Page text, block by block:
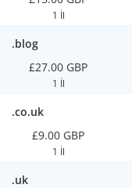
1 İl
.blog
£27.00 GBP
1 İl
.co.uk
£9.00 GBP
1 İl
.uk